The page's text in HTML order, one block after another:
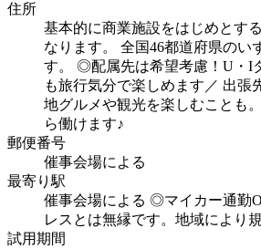
住所
基本的に商業施設をはじめとす
なります。
全国46都道府県のい
す。
◎配属先は希望考慮！U・I
も旅行気分で楽しめます／ 出張
地グルメや観光を楽しむことも
ら働けます♪
郵便番号
催事会場による
最寄り駅
催事会場による ◎マイカー通勤
レスとは無縁です。地域により
試用期間